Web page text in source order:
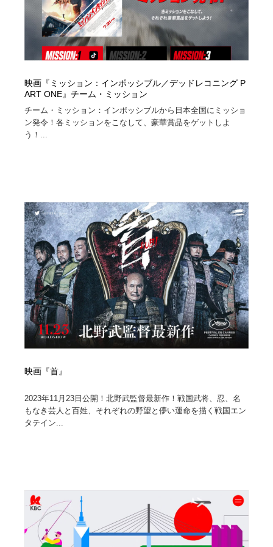
映画『ミッション：インポッシブル／デッドレコニング P
ART ONE』チーム・ミッション
チーム・ミッション：インポッシブルから日本全国にミッショ
ン発令！各ミッションをこなして、豪華賞品をゲットしよ
う！...
映画『首』
2023年11月23日公開！北野武監督最新作！戦国武将、忍、名
もなき芸人と百姓、それぞれの野望と儚い運命を描く戦国エン
タテイン...